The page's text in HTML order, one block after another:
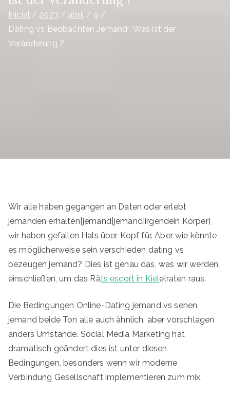
Inicial 2023 abril
9
Dating vs Beobachten Jemand : Was ist der
Veränderung ?
Wir alle haben gegangen an Daten oder erlebt
jemanden erhalten|jemand|jemand|irgendein Körper}
wir haben gefallen Hals über Kopf für. Aber wie könnte
es möglicherweise sein verschieden dating vs
bezeugen jemand? Dies ist genau das, was wir werden
einschließen, um das Räts escort in Kielelraten raus.
Die Bedingungen Online-Dating jemand vs sehen
jemand beide Ton alle auch ähnlich, aber vorschlagen
anders Umstände. Social Media Marketing hat
dramatisch geändert dies ist unter diesen
Bedingungen, besonders wenn wir moderne
Verbindung Gesellschaft implementieren zum mix.